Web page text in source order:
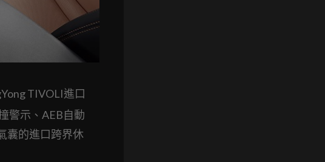
TIVOLI進口
警示、AEB自動
囊的進口跨界休